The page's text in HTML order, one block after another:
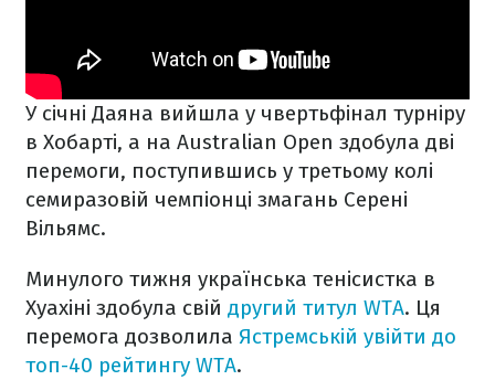
У січні Даяна вийшла у чвертьфінал турніру
в Хобарті, а на Australian Open здобула дві
перемоги, поступившись у третьому колі
семиразовій чемпіонці змагань Серені
Вільямс.
Минулого тижня українська тенісистка в
Хуахіні здобула свій другий титул WTA. Ця
перемога дозволила Ястремській увійти до
топ-40 рейтингу WTA.